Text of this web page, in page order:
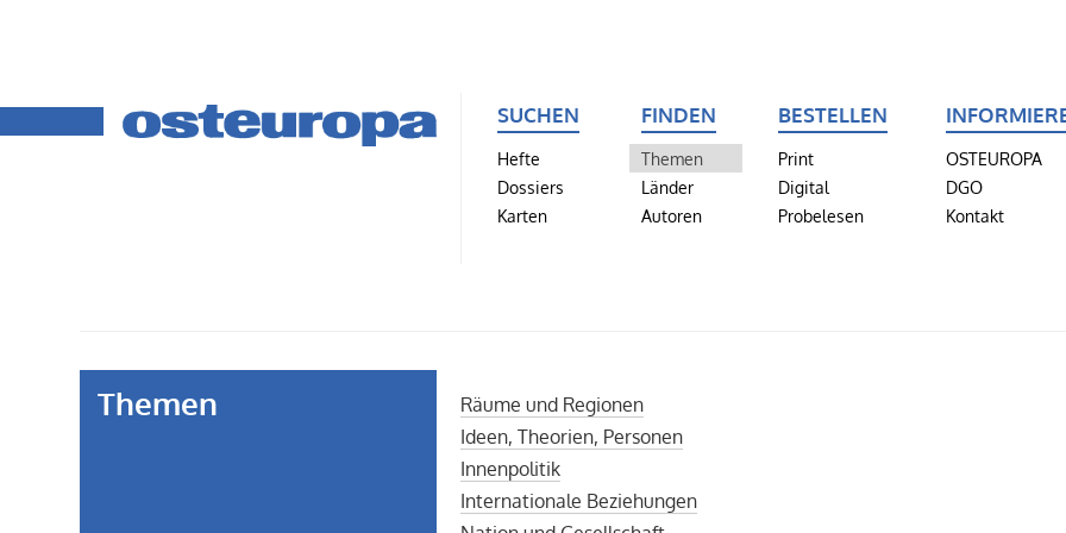
SUCHEN
Hefte
Dossiers
Karten
FINDEN
Themen
Länder
Autoren
BESTELLEN
Print
Digital
Probelesen
OSTEUROPA
DGO
Kontakt
Themen
Räume und Regionen
Ideen, Theorien, Personen
Innenpolitik
Internationale Beziehungen